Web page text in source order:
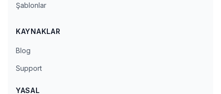
Şablonlar
KAYNAKLAR
Blog
Support
YASAL